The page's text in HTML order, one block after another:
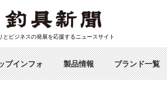
とビジネスの発展を応援するニュースサイト
プインフォ 製品情報 ブランド一覧